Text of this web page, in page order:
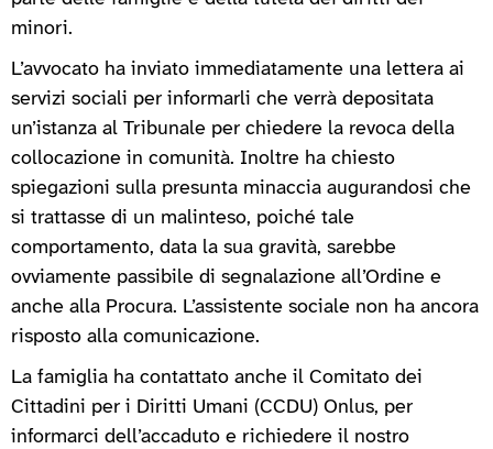
minori.
L’avvocato ha inviato immediatamente una lettera ai
servizi sociali per informarli che verrà depositata
un’istanza al Tribunale per chiedere la revoca della
collocazione in comunità. Inoltre ha chiesto
spiegazioni sulla presunta minaccia augurandosi che
si trattasse di un malinteso, poiché tale
comportamento, data la sua gravità, sarebbe
ovviamente passibile di segnalazione all’Ordine e
anche alla Procura. L’assistente sociale non ha ancora
risposto alla comunicazione.
La famiglia ha contattato anche il Comitato dei
Cittadini per i Diritti Umani (CCDU) Onlus, per
informarci dell’accaduto e richiedere il nostro